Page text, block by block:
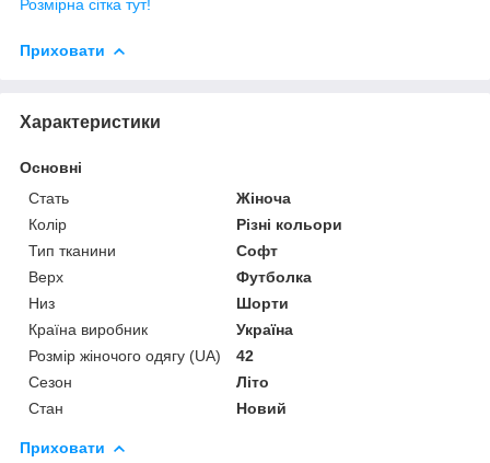
Розмірна сітка тут!
Приховати
Характеристики
Основні
Стать
Жіноча
Колір
Різні кольори
Тип тканини
Софт
Верх
Футболка
Низ
Шорти
Країна виробник
Україна
Розмір жіночого одягу (UA)
42
Сезон
Літо
Стан
Новий
Приховати